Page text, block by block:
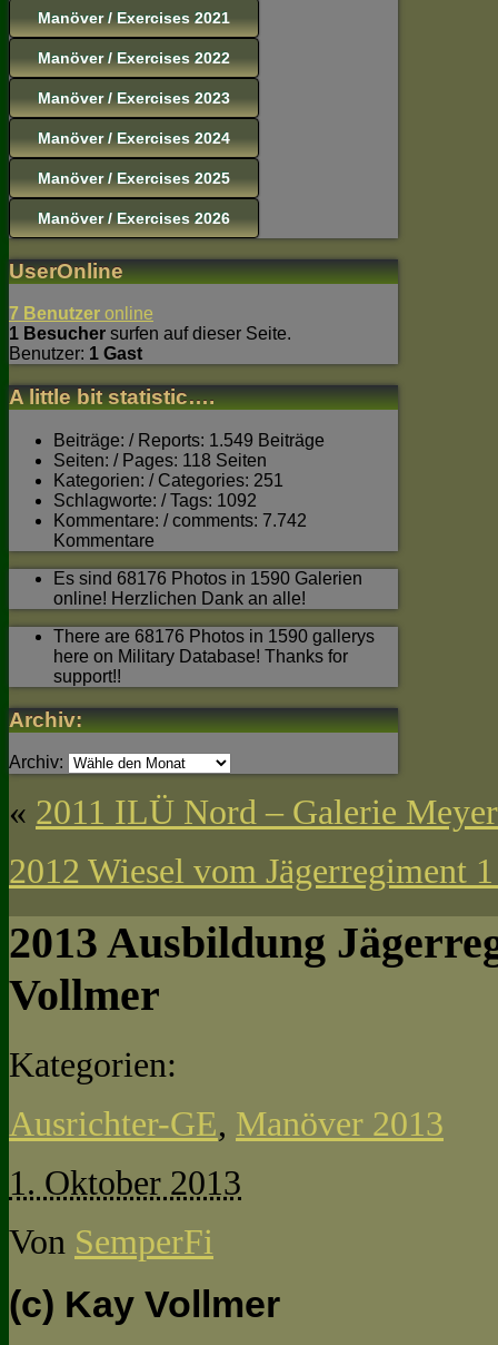
Manöver / Exercises 2021
Manöver / Exercises 2022
Manöver / Exercises 2023
Manöver / Exercises 2024
Manöver / Exercises 2025
Manöver / Exercises 2026
UserOnline
7 Benutzer online
1 Besucher surfen auf dieser Seite.
Benutzer: 1 Gast
A little bit statistic….
Beiträge: / Reports: 1.549 Beiträge
Seiten: / Pages: 118 Seiten
Kategorien: / Categories: 251
Schlagworte: / Tags: 1092
Kommentare: / comments: 7.742
Kommentare
Es sind 68176 Photos in 1590 Galerien
online! Herzlichen Dank an alle!
There are 68176 Photos in 1590 gallerys
here on Military Database! Thanks for
support!!
Archiv:
Archiv:
« 2011 ILÜ Nord – Galerie Meyer
2012 Wiesel vom Jägerregiment
2013 Ausbildung
Vollmer
Kategorien:
Ausrichter-GE, Manöver 2013
1. Oktober 2013
Von SemperFi
(c) Kay Vollmer